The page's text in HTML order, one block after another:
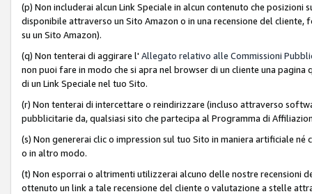
(p) Non includerai alcun Link Speciale in alcun contenuto che
disponibile attraverso un Sito Amazon o in una recensione del
su un Sito Amazon).
(q) Non tenterai di aggirare l' Allegato relativo alle Commissioni
non puoi fare in modo che si apra nel browser di un cliente una
di un Link Speciale nel tuo Sito.
(r) Non tenterai di intercettare o reindirizzare (incluso attraverso
pubblicitarie da, qualsiasi sito che partecipa al Programma di
(s) Non genererai clic o impression sul tuo Sito in maniera artificiale
o in altro modo.
(t) Non esporrai o altrimenti utilizzerai alcuno delle nostre recensioni
ottenuto un link a tale recensione del cliente o valutazione a stelle